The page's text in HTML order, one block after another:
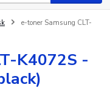
e-toner Samsung CLT-
K4072S -